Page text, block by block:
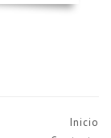
Inicio